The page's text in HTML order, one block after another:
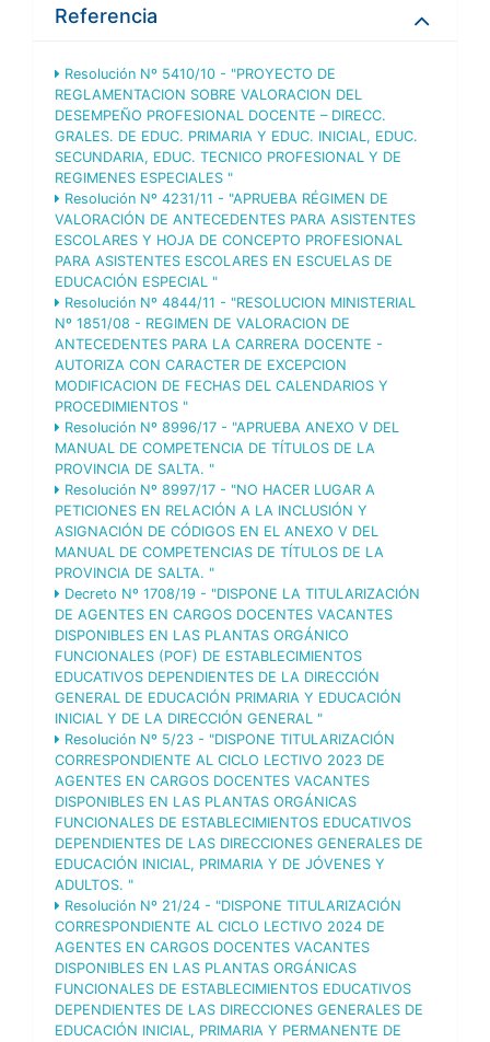
Referencia
Resolución Nº 5410/10 - "PROYECTO DE
REGLAMENTACION SOBRE VALORACION DEL
DESEMPEÑO PROFESIONAL DOCENTE – DIRECC.
GRALES. DE EDUC. PRIMARIA Y EDUC. INICIAL, EDUC.
SECUNDARIA, EDUC. TECNICO PROFESIONAL Y DE
REGIMENES ESPECIALES "
Resolución Nº 4231/11 - "APRUEBA RÉGIMEN DE
VALORACIÓN DE ANTECEDENTES PARA ASISTENTES
ESCOLARES Y HOJA DE CONCEPTO PROFESIONAL
PARA ASISTENTES ESCOLARES EN ESCUELAS DE
EDUCACIÓN ESPECIAL "
Resolución Nº 4844/11 - "RESOLUCION MINISTERIAL
Nº 1851/08 - REGIMEN DE VALORACION DE
ANTECEDENTES PARA LA CARRERA DOCENTE -
AUTORIZA CON CARACTER DE EXCEPCION
MODIFICACION DE FECHAS DEL CALENDARIOS Y
PROCEDIMIENTOS "
Resolución Nº 8996/17 - "APRUEBA ANEXO V DEL
MANUAL DE COMPETENCIA DE TÍTULOS DE LA
PROVINCIA DE SALTA. "
Resolución Nº 8997/17 - "NO HACER LUGAR A
PETICIONES EN RELACIÓN A LA INCLUSIÓN Y
ASIGNACIÓN DE CÓDIGOS EN EL ANEXO V DEL
MANUAL DE COMPETENCIAS DE TÍTULOS DE LA
PROVINCIA DE SALTA. "
Decreto Nº 1708/19 - "DISPONE LA TITULARIZACIÓN
DE AGENTES EN CARGOS DOCENTES VACANTES
DISPONIBLES EN LAS PLANTAS ORGÁNICO
FUNCIONALES (POF) DE ESTABLECIMIENTOS
EDUCATIVOS DEPENDIENTES DE LA DIRECCIÓN
GENERAL DE EDUCACIÓN PRIMARIA Y EDUCACIÓN
INICIAL Y DE LA DIRECCIÓN GENERAL "
Resolución Nº 5/23 - "DISPONE TITULARIZACIÓN
CORRESPONDIENTE AL CICLO LECTIVO 2023 DE
AGENTES EN CARGOS DOCENTES VACANTES
DISPONIBLES EN LAS PLANTAS ORGÁNICAS
FUNCIONALES DE ESTABLECIMIENTOS EDUCATIVOS
DEPENDIENTES DE LAS DIRECCIONES GENERALES DE
EDUCACIÓN INICIAL, PRIMARIA Y DE JÓVENES Y
ADULTOS. "
Resolución Nº 21/24 - "DISPONE TITULARIZACIÓN
CORRESPONDIENTE AL CICLO LECTIVO 2024 DE
AGENTES EN CARGOS DOCENTES VACANTES
DISPONIBLES EN LAS PLANTAS ORGÁNICAS
FUNCIONALES DE ESTABLECIMIENTOS EDUCATIVOS
DEPENDIENTES DE LAS DIRECCIONES GENERALES DE
EDUCACIÓN INICIAL, PRIMARIA Y PERMANENTE DE